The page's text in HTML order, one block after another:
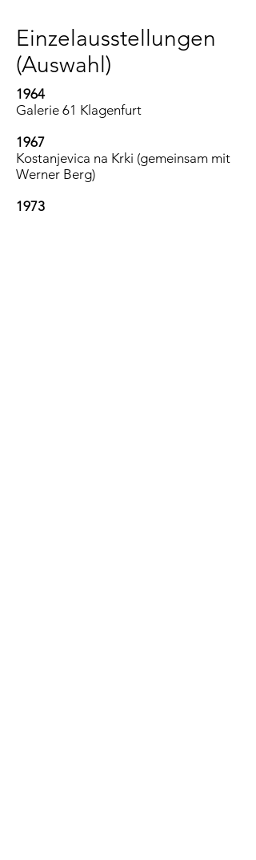
Einzelausstellungen
(Auswahl)
1964
Galerie 61 Klagenfurt
1967
Kostanjevica na Krki (gemeinsam mit
Werner Berg)
1973